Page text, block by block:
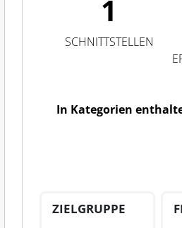
1
SCHNITTSTELLEN
In Kategorien
ZIELGRUPPE